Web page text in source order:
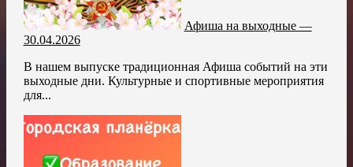
Афиша на выходные —
30.04.2026
В нашем выпуске традиционная Афиша событий на эти
выходные дни. Культурные и спортивные мероприятия
для...